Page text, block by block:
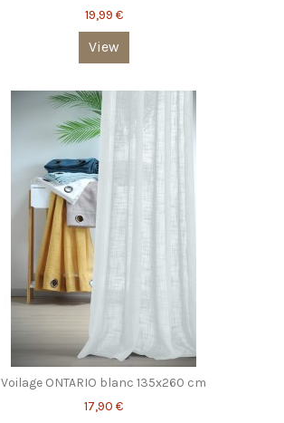
19,99 €
View
Voilage ONTARIO blanc 135x260 cm
17,90 €